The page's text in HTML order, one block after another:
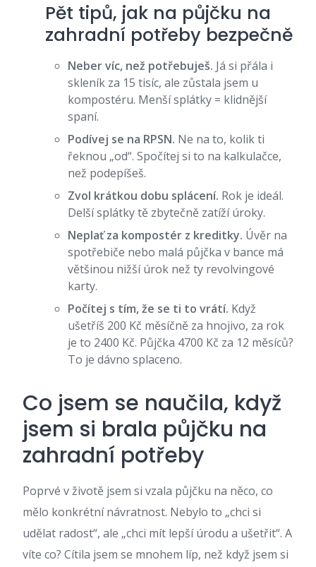
Pět tipů, jak na půjčku na
zahradní potřeby bezpečně
Neber víc, než potřebuješ. Já si přála i
skleník za 15 tisíc, ale zůstala jsem u
kompostéru. Menší splátky = klidnější
spaní.
Podívej se na RPSN. Ne na to, kolik ti
řeknou „od“. Spočítej si to na kalkulačce,
než podepíšeš.
Zvol krátkou dobu splácení. Rok je ideál.
Delší splátky tě zbytečně zatíží úroky.
Neplať za kompostér z kreditky. Úvěr na
spotřebiče nebo malá půjčka v bance má
většinou nižší úrok než ty revolvingové
karty.
Počítej s tím, že se ti to vrátí. Když
ušetříš 200 Kč měsíčně za hnojivo, za rok
je to 2400 Kč. Půjčka 4700 Kč za 12 měsíců?
To je dávno splaceno.
Co jsem se naučila, když
jsem si brala půjčku na
zahradní potřeby
Poprvé v životě jsem si vzala půjčku na něco, co
mělo konkrétní návratnost. Nebylo to „chci si
udělat radost“, ale „chci mít lepší úrodu a ušetřit“. A
víte co? Cítila jsem se mnohem líp, než když jsem si